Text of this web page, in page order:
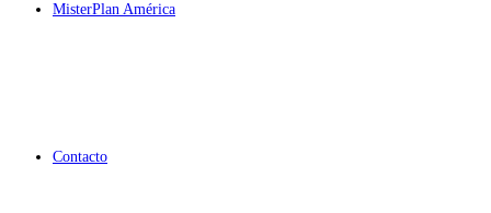
MisterPlan América
Contacto